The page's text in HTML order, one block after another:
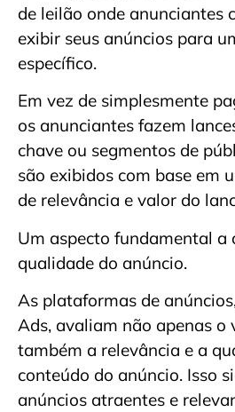
de leilão onde anunciantes
exibir seus anúncios para
específico.
Em vez de simplesmente
os anunciantes fazem
chave ou segmentos de
são exibidos com base em
de relevância e valor do
Um aspecto fundamental a
qualidade do anúncio.
As plataformas de
Ads, avaliam não apenas o
também a relevância e a
conteúdo do anúncio. Isso
anúncios atraentes e